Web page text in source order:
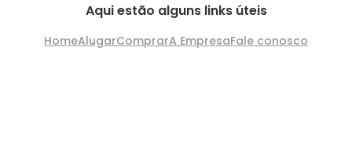
Aqui estão alguns links úteis
HomeAlugarComprarA EmpresaFale conosco